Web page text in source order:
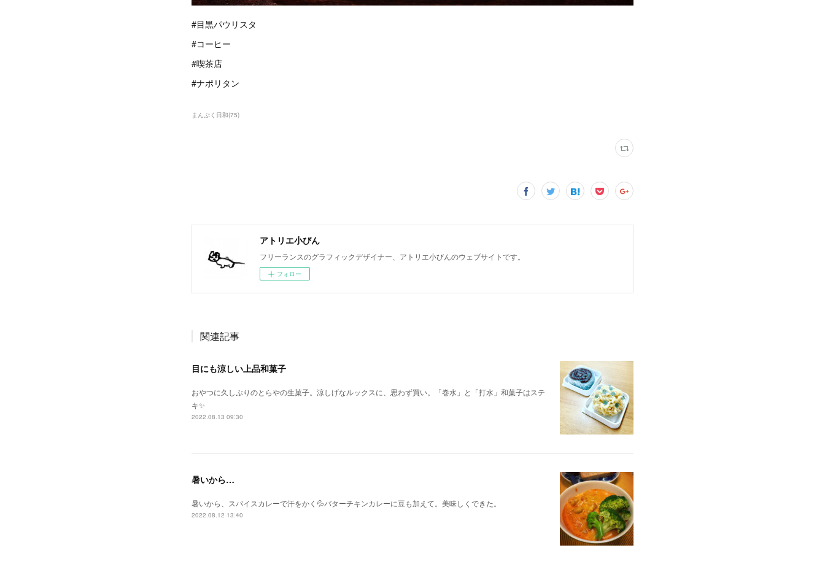
#目黒パウリスタ
#コーヒー
#喫茶店
#ナポリタン
まんぷく日和(75)
アトリエ小びん
フリーランスのグラフィックデザイナー、アトリエ小びんのウェブサイトです。
フォロー
関連記事
目にも涼しい上品和菓子
おやつに久しぶりのとらやの生菓子。涼しげなルックスに、思わず買い。「巻水」と「打水」和菓子はステ
キ✨
2022.08.13 09:30
暑いから…
暑いから、スパイスカレーで汗をかく💦バターチキンカレーに豆も加えて。美味しくできた。
2022.08.12 13:40